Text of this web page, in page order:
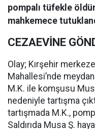
pompalı tüfekle
mahkemece
CEZAEVİNE
Olay; Kırşehir
Mahallesi’nde
M.K. ile komşusu
nedeniyle tartışma
tartışmada M.K.,
Saldırıda Musa Ş.